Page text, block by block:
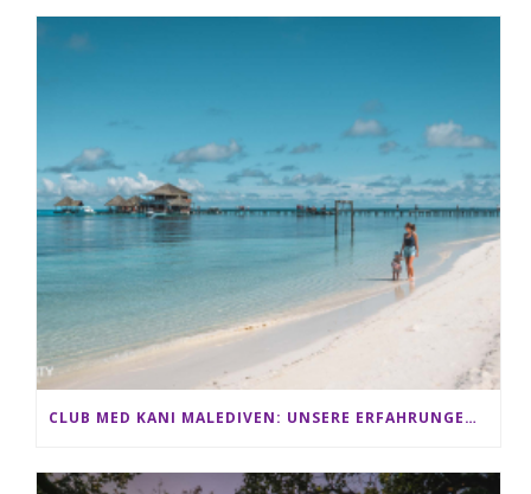
CLUB MED KANI MALEDIVEN: UNSERE ERFAHRUNGEN IM ALL-INCLUSIVE PARADIES